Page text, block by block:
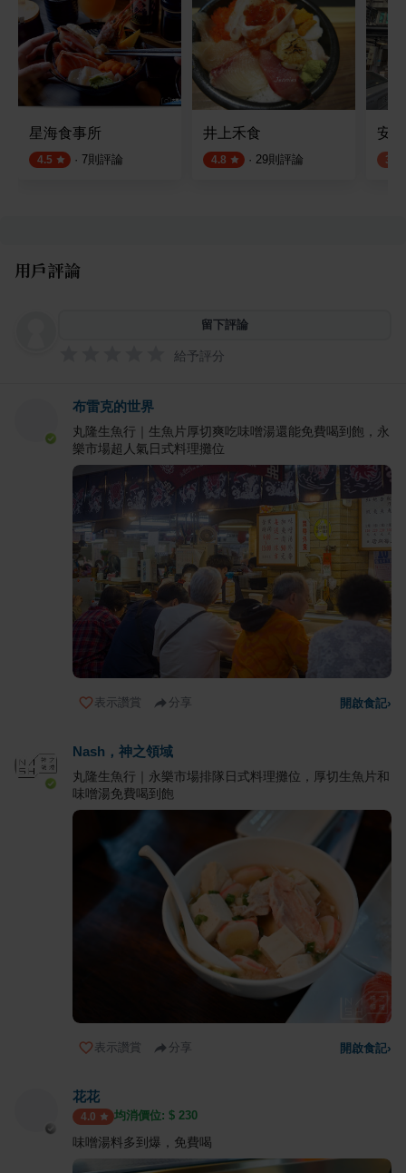
星海食事所
4.5 · 7則評論
井上禾食
4.8 · 29則評論
安
3.8
用戶評論
留下評論
給予評分
布雷克的世界
丸隆生魚行｜生魚片厚切爽吃味噌湯還能免費喝到飽，永
樂市場超人氣日式料理攤位
表示讚賞 分享 開啟食記›
Nash，神之領域
丸隆生魚行｜永樂市場排隊日式料理攤位，厚切生魚片和
味噌湯免費喝到飽
表示讚賞 分享 開啟食記›
花花
4.0 均消價位: $ 230
味噌湯料多到爆，免費喝